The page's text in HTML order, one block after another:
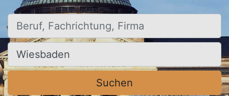
Beruf, Fachrichtung, Firma
Ort, Stadt
Suchen